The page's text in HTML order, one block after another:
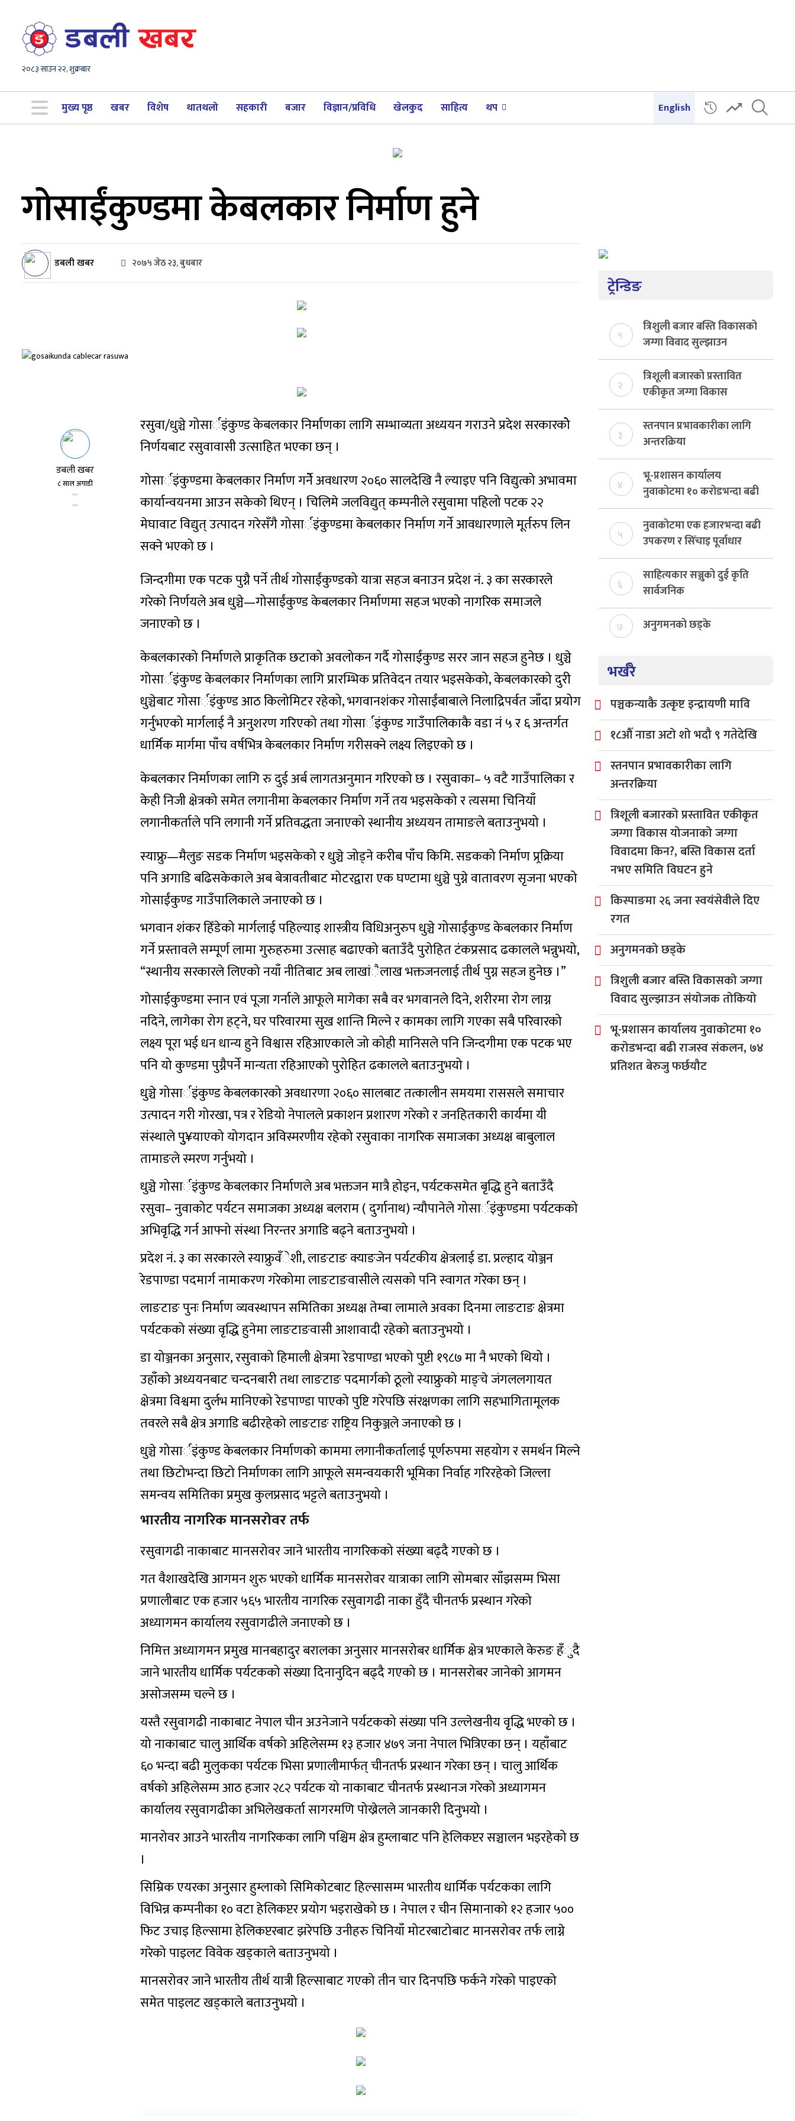
२०८३ साउन २२, शुक्रबार
मुख्य पृष्ठ खबर विशेष थातथलो सहकारी बजार विज्ञान/प्रविधि खेलकुद साहित्य थप English
गोसाईंकुण्डमा केबलकार निर्माण हुने
डबली खबर २०७५ जेठ २३, बुधबार
डबली खबर
८ साल अगाडी
रसुवा/धुञ्चे गोसार्इंकुण्ड केबलकार निर्माणका लागि सम्भाव्यता अध्ययन गराउने प्रदेश सरकारकोे
निर्णयबाट रसुवावासी उत्साहित भएका छन् ।
गोसार्इंकुण्डमा केबलकार निर्माण गर्नेे अवधारण २०६० सालदेखि नै ल्याइए पनि विद्युत्को अभावमा
कार्यान्वयनमा आउन सकेको थिएन् । चिलिमे जलविद्युत् कम्पनीले रसुवामा पहिलो पटक २२
मेघावाट विद्युत् उत्पादन गरेसँगै गोसार्इंकुण्डमा केबलकार निर्माण गर्ने आवधारणाले मूर्तरुप लिन
सक्ने भएको छ ।
जिन्दगीमा एक पटक पुग्नै पर्ने तीर्थ गोसाईंकुण्डको यात्रा सहज बनाउन प्रदेश नं. ३ का सरकारले
गरेको निर्णयले अब धुञ्चे—गोसाईंकुण्ड केबलकार निर्माणमा सहज भएको नागरिक समाजले
जनाएको छ ।
केबलकारको निर्माणले प्राकृतिक छटाको अवलोकन गर्दै गोसाईंकुण्ड सरर जान सहज हुनेछ । धुञ्चे
गोसार्इंकुण्ड केबलकार निर्माणका लागि प्रारम्भिक प्रतिवेदन तयार भइसकेको, केबलकारको दुरी
धुञ्चेबाट गोसार्इंकुण्ड आठ किलोमिटर रहेको, भगवानशंकर गोसाईंबाबाले निलाद्रिपर्वत जाँदा प्रयोग
गर्नुभएको मार्गलाई नै अनुशरण गरिएको तथा गोसार्इंकुण्ड गाउँपालिकाकै वडा नं ५ र ६ अन्तर्गत
धार्मिक मार्गमा पाँच वर्षभित्र केबलकार निर्माण गरीसक्ने लक्ष्य लिइएको छ ।
केबलकार निर्माणका लागि रु दुई अर्ब लागतअनुमान गरिएको छ । रसुवाका– ५ वटै गाउँपालिका र
केही निजी क्षेत्रको समेत लगानीमा केबलकार निर्माण गर्ने तय भइसकेको र त्यसमा चिनियाँ
लगानीकर्ताले पनि लगानी गर्ने प्रतिवद्धता जनाएको स्थानीय अध्ययन तामाङले बताउनुभयो ।
स्याफ्रु—मैलुङ सडक निर्माण भइसकेको र धुञ्चे जोड्ने करीब पाँच किमि. सडकको निर्माण प्र्रक्रिया
पनि अगाडि बढिसकेकाले अब बेत्रावतीबाट मोटरद्वारा एक घण्टामा धुञ्चे पुग्ने वातावरण सृजना भएको
गोसाईंकुण्ड गाउँपालिकाले जनाएको छ ।
भगवान शंकर हिँडेको मार्गलाई पहिल्याइ शास्त्रीय विधिअनुरुप धुञ्चे गोसाईंकुण्ड केबलकार निर्माण
गर्ने प्रस्तावले सम्पूर्ण लामा गुरुहरुमा उत्साह बढाएको बताउँदै पुरोहित टंकप्रसाद ढकालले भन्नुभयो,
“स्थानीय सरकारले लिएको नयाँ नीतिबाट अब लाखांैलाख भक्तजनलाई तीर्थ पुग्न सहज हुनेछ ।”
गोसाईकुण्डमा स्नान एवं पूजा गर्नाले आफूले मागेका सबै वर भगवानले दिने, शरीरमा रोग लाग्न
नदिने, लागेका रोग हट्ने, घर परिवारमा सुख शान्ति मिल्ने र कामका लागि गएका सबै परिवारको
लक्ष्य पूरा भई धन धान्य हुने विश्वास रहिआएकाले जो कोही मानिसले पनि जिन्दगीमा एक पटक भए
पनि यो कुण्डमा पुग्नैपर्ने मान्यता रहिआएको पुरोहित ढकालले बताउनुभयो ।
धुञ्चे गोसार्इंकुण्ड केबलकारको अवधारणा २०६० सालबाट तत्कालीन समयमा राससले समाचार
उत्पादन गरी गोरखा, पत्र र रेडियो नेपालले प्रकाशन प्रशारण गरेको र जनहितकारी कार्यमा यी
संस्थाले पुु¥याएको योगदान अविस्मरणीय रहेको रसुवाका नागरिक समाजका अध्यक्ष बाबुलाल
तामाङले स्मरण गर्नुभयो ।
धुञ्चे गोसार्इंकुण्ड केबलकार निर्माणले अब भक्तजन मात्रै होइन, पर्यटकसमेत बृद्धि हुने बताउँदै
रसुवा– नुवाकोट पर्यटन समाजका अध्यक्ष बलराम ( दुर्गानाथ) न्यौपानेले गोसार्इंकुण्डमा पर्यटकको
अभिवृद्धि गर्न आफ्नो संस्था निरन्तर अगाडि बढ्ने बताउनुभयो ।
प्रदेश नं. ३ का सरकारले स्याफ्रुवँेशी, लाङटाङ क्याङजेन पर्यटकीय क्षेत्रलाई डा. प्रल्हाद योञ्जन
रेडपाण्डा पदमार्ग नामाकरण गरेकोमा लाङटाङवासीले त्यसको पनि स्वागत गरेका छन् ।
लाङटाङ पुनः निर्माण व्यवस्थापन समितिका अध्यक्ष तेम्बा लामाले अवका दिनमा लाङटाङ क्षेत्रमा
पर्यटकको संख्या वृद्धि हुनेमा लाङटाङवासी आशावादी रहेको बताउनुभयो ।
डा योञ्जनका अनुसार, रसुवाको हिमाली क्षेत्रमा रेडपाण्डा भएको पुष्टी १९८७ मा नै भएको थियो ।
उहाँको अध्ययनबाट चन्दनबारी तथा लाङटाङ पदमार्गको ठूलो स्याफ्रुको माङ्चे जंगललगायत
क्षेत्रमा विश्वमा दुर्लभ मानिएको रेडपाण्डा पाएको पुष्टि गरेपछि संरक्षणका लागि सहभागितामूलक
तवरले सबै क्षेत्र अगाडि बढीरहेको लाङटाङ राष्ट्रिय निकुञ्जले जनाएको छ ।
धुञ्चे गोसार्इंकुण्ड केबलकार निर्माणको काममा लगानीकर्तालाई पूर्णरुपमा सहयोग र समर्थन मिल्ने
तथा छिटोभन्दा छिटो निर्माणका लागि आफूले समन्वयकारी भूमिका निर्वाह गरिरहेको जिल्ला
समन्वय समितिका प्रमुख कुलप्रसाद भट्टले बताउनुभयो ।
भारतीय नागरिक मानसरोवर तर्फ
रसुवागढी नाकाबाट मानसरोवर जाने भारतीय नागरिकको संख्या बढ्दै गएको छ ।
गत वैशाखदेखि आगमन शुरु भएको धार्मिक मानसरोवर यात्राका लागि सोमबार साँझसम्म भिसा
प्रणालीबाट एक हजार ५६५ भारतीय नागरिक रसुवागढी नाका हुँदै चीनतर्फ प्रस्थान गरेको
अध्यागमन कार्यालय रसुवागढीले जनाएको छ ।
निमित्त अध्यागमन प्रमुख मानबहादुर बरालका अनुसार मानसरोबर धार्मिक क्षेत्र भएकाले केरुङ हँुदै
जाने भारतीय धार्मिक पर्यटकको संख्या दिनानुदिन बढ्दै गएको छ । मानसरोबर जानेको आगमन
असोजसम्म चल्ने छ ।
यस्तै रसुवागढी नाकाबाट नेपाल चीन अउनेजाने पर्यटकको संख्या पनि उल्लेखनीय वृृद्धि भएको छ ।
यो नाकाबाट चालु आर्थिक वर्षको अहिलेसम्म १३ हजार ४७९ जना नेपाल भित्रिएका छन् । यहाँबाट
६० भन्दा बढी मुलुकका पर्यटक भिसा प्रणालीमार्फत् चीनतर्फ प्रस्थान गरेका छन् । चालु आर्थिक
वर्षको अहिलेसम्म आठ हजार २८२ पर्यटक यो नाकाबाट चीनतर्फ प्रस्थानज गरेको अध्यागमन
कार्यालय रसुवागढीका अभिलेखकर्ता सागरमणि पोख्रेलले जानकारी दिनुभयो ।
मानरोवर आउने भारतीय नागरिकका लागि पश्चिम क्षेत्र हुम्लाबाट पनि हेलिकप्टर सञ्चालन भइरहेको छ
।
सिम्रिक एयरका अनुसार हुम्लाको सिमिकोटबाट हिल्सासम्म भारतीय धार्मिक पर्यटकका लागि
विभिन्न कम्पनीका १० वटा हेलिकप्टर प्रयोग भइराखेको छ । नेपाल र चीन सिमानाको १२ हजार ५००
फिट उचाइ हिल्सामा हेलिकप्टरबाट झरेपछि उनीहरु चिनियाँ मोटरबाटोबाट मानसरोवर तर्फ लाग्ने
गरेको पाइलट विवेक खड्काले बताउनुभयो ।
मानसरोवर जाने भारतीय तीर्थ यात्री हिल्साबाट गएको तीन चार दिनपछि फर्कने गरेको पाइएको
समेत पाइलट खड्काले बताउनुभयो ।
ट्रेन्डिङ
१
त्रिशुली बजार बस्ति विकासको
जग्गा विवाद सुल्झाउन
संयोजक तोकियो
२
त्रिशूली बजारको प्रस्तावित
एकीकृत जग्गा विकास
योजनाको जग्गा विवादमा
किन?, बस्ति विकास दर्ता नभए
समिति विघटन हुने
३
स्तनपान प्रभावकारीका लागि
अन्तरक्रिया
४
भू-प्रशासन कार्यालय
नुवाकोटमा १० करोडभन्दा बढी
राजस्व संकलन, ७४ प्रतिशत
बेरुजु फर्छयौट
५
नुवाकोटमा एक हजारभन्दा बढी
उपकरण र सिँचाइ पूर्वाधार
निर्माण
६
साहित्यकार सञ्जुको दुई कृति
सार्वजनिक
७ अनुगमनको छड्के
भर्खरै
पञ्चकन्याकै उत्कृष्ट इन्द्रायणी मावि
१८औँ नाडा अटो शो भदौ ९ गतेदेखि
स्तनपान प्रभावकारीका लागि
अन्तरक्रिया
त्रिशूली बजारको प्रस्तावित एकीकृत
जग्गा विकास योजनाको जग्गा
विवादमा किन?, बस्ति विकास दर्ता
नभए समिति विघटन हुने
किस्पाङमा २६ जना स्वयंसेवीले दिए
रगत
अनुगमनको छड्के
त्रिशुली बजार बस्ति विकासको जग्गा
विवाद सुल्झाउन संयोजक तोकियो
भू-प्रशासन कार्यालय नुवाकोटमा १०
करोडभन्दा बढी राजस्व संकलन, ७४
प्रतिशत बेरुजु फर्छयौट